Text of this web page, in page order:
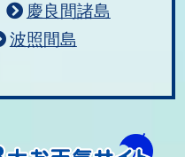
慶良間諸島
波照間島